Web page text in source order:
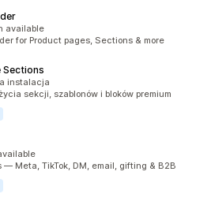
309
available
for Product pages, Sections & more
Sections
270
instalacja
sekcji, szablonów i bloków premium
30
Meta, TikTok, DM, email, gifting & B2B